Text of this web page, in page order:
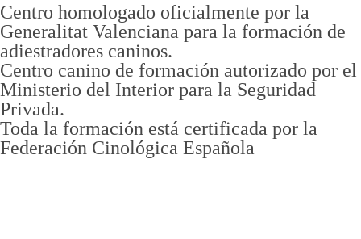
Centro homologado oficialmente por la
Generalitat Valenciana para la formación de
adiestradores caninos.
Centro canino de formación autorizado por el
Ministerio del Interior para la Seguridad
Privada.
Toda la formación está certificada por la
Federación Cinológica Española